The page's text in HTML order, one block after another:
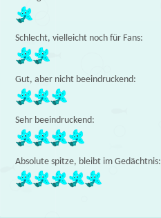
Schlecht, vielleicht noch für Fans:
Gut, aber nicht beeindruckend:
Sehr beeindruckend:
Absolute spitze, bleibt im Gedächtnis: